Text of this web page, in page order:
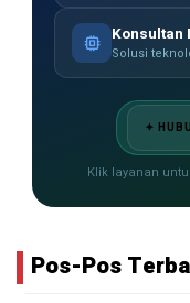
Konsultan
Solusi
✦
Klik layanan
Pos-Pos